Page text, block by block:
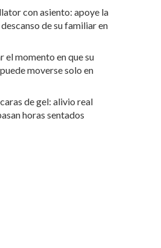
con asiento: apoye la
de su familiar en
el momento en que su
moverse solo en
de gel: alivio real
horas sentados